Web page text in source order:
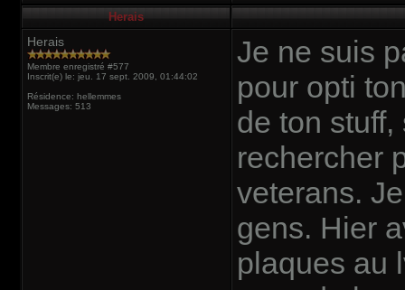
Herais
Herais
Membre enregistré #577
Inscrit(e) le: jeu. 17 sept. 2009, 01:44:02
Résidence: hellemmes
Messages: 513
Je ne suis
pour opti
de ton
rechercher
veterans.
gens. Hier
plaques au